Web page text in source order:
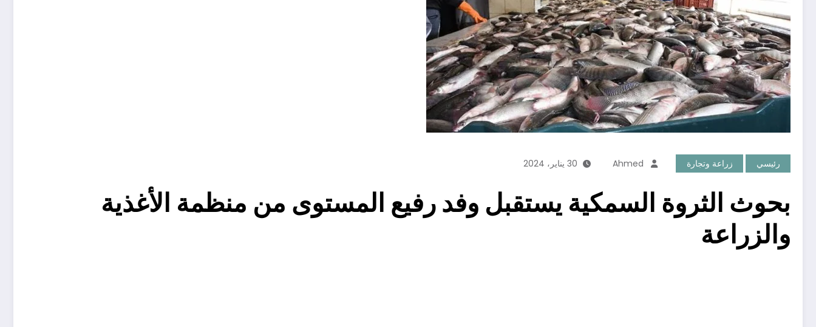
رئيسي زراعة وتجارة Ahmed 30 يناير، 2024
بحوث الثروة السمكية يستقبل وفد رفيع المستوى من منظمة الأغذية
والزراعة